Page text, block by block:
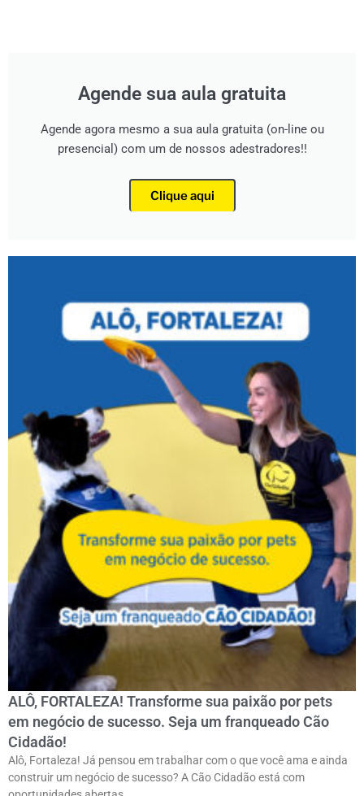
Agende sua aula gratuita
Agende agora mesmo a sua aula gratuita (on-line ou
presencial) com um de nossos adestradores!!
Clique aqui
ALÔ, FORTALEZA! Transforme sua paixão por pets
em negócio de sucesso. Seja um franqueado Cão
Cidadão!
Alô, Fortaleza! Já pensou em trabalhar com o que você ama e ainda
construir um negócio de sucesso? A Cão Cidadão está com